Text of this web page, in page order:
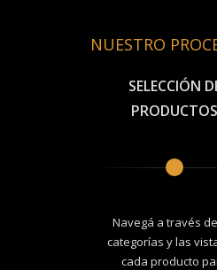
NUESTRO
SELECCIÓN
PRODUCTOS
Navegá a través
categorías y las
cada producto